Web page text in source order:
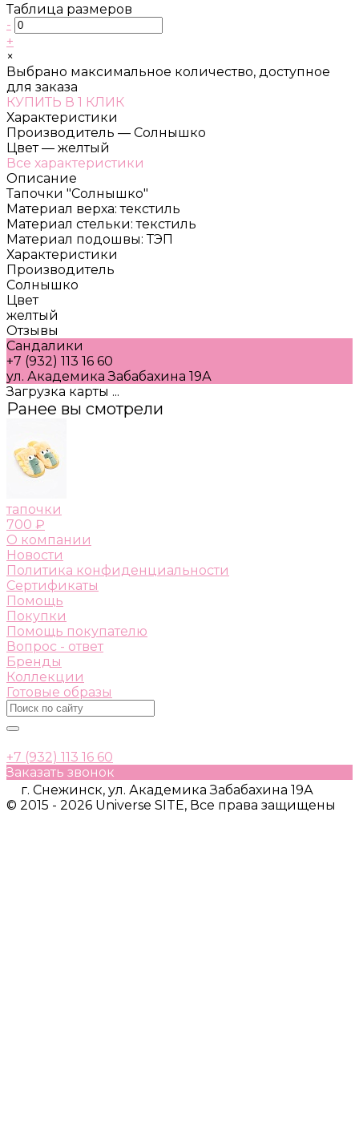
Таблица размеров
-
+
×
Выбрано максимальное количество, доступное
для заказа
КУПИТЬ В 1 КЛИК
Характеристики
Производитель — Солнышко
Цвет — желтый
Все характеристики
Описание
Тапочки "Солнышко"
Материал верха: текстиль
Материал стельки: текстиль
Материал подошвы: ТЭП
Характеристики
Производитель
Солнышко
Цвет
желтый
Отзывы
Сандалики
+7 (932) 113 16 60
ул. Академика Забабахина 19А
Загрузка карты ...
Ранее вы смотрели
тапочки
700 ₽
О компании
Новости
Политика конфиденциальности
Сертификаты
Помощь
Покупки
Помощь покупателю
Вопрос - ответ
Бренды
Коллекции
Готовые образы
+7 (932) 113 16 60
Заказать звонок
г. Снежинск, ул. Академика Забабахина 19А
© 2015 - 2026 Universe SITE, Все права защищены